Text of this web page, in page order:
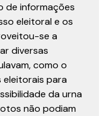
de informações
eleitoral e os
se a
diversas
como o
para
da urna
não podiam